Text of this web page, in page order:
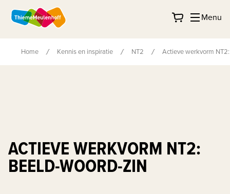
Menu
Home Kennis en inspiratie NT2 Actieve werkvorm
ACTIEVE WERKVORM NT2:
BEELD-WOORD-ZIN